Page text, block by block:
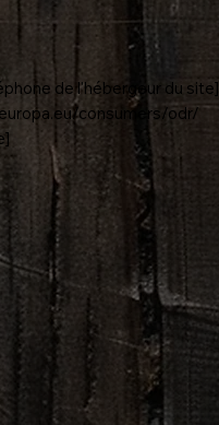
de l'hébergeur du site]
consumers/odr/